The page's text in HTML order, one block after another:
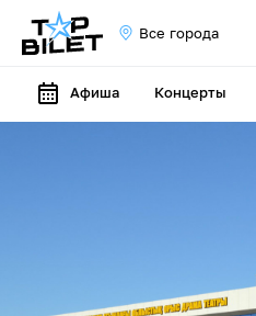
Все города
Афиша Концерты